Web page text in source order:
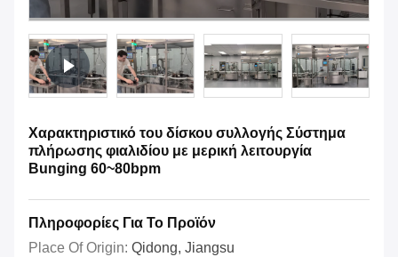
Χαρακτηριστικό του δίσκου συλλογής Σύστημα
πλήρωσης φιαλιδίου με μερική λειτουργία
Bunging 60~80bpm
Πληροφορίες Για Το Προϊόν
Place Of Origin: Qidong, Jiangsu